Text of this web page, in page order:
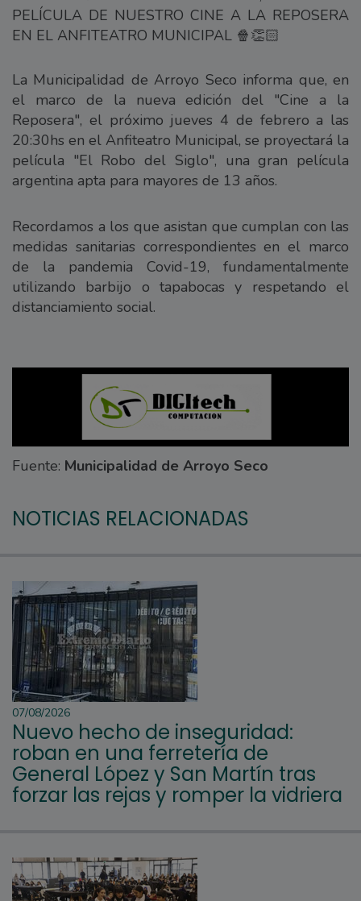
PELÍCULA DE NUESTRO CINE A LA REPOSERA
EN EL ANFITEATRO MUNICIPAL 🍿👏🏻
La Municipalidad de Arroyo Seco informa que, en
el marco de la nueva edición del "Cine a la
Reposera", el próximo jueves 4 de febrero a las
20:30hs en el Anfiteatro Municipal, se proyectará la
película "El Robo del Siglo", una gran película
argentina apta para mayores de 13 años.
Recordamos a los que asistan que cumplan con las
medidas sanitarias correspondientes en el marco
de la pandemia Covid-19, fundamentalmente
utilizando barbijo o tapabocas y respetando el
distanciamiento social.
Fuente: Municipalidad de Arroyo Seco
NOTICIAS RELACIONADAS
07/08/2026
Nuevo hecho de inseguridad:
roban en una ferretería de
General López y San Martín tras
forzar las rejas y romper la vidriera